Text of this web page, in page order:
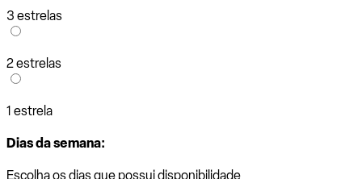
3 estrelas
2 estrelas
1 estrela
Dias da semana:
Escolha os dias que possui disponibilidade